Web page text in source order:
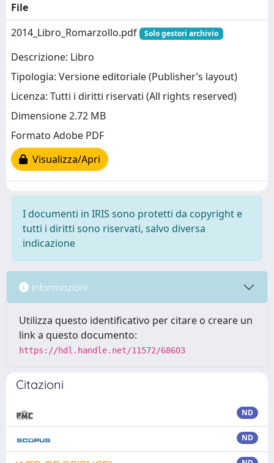
File
2014_Libro_Romarzollo.pdf
Solo gestori archivio
Descrizione: Libro
Tipologia: Versione editoriale (Publisher’s layout)
Licenza: Tutti i diritti riservati (All rights reserved)
Dimensione 2.72 MB
Formato Adobe PDF
Visualizza/Apri
I documenti in IRIS sono protetti da copyright e
tutti i diritti sono riservati, salvo diversa
indicazione
Informazioni
Utilizza questo identificativo per citare o creare un
link a questo documento:
https://hdl.handle.net/11572/68603
Citazioni
ND
ND